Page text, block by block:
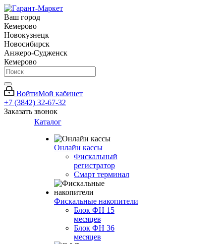
Ваш город
Кемерово
Новокузнецк
Новосибирск
Анжеро-Судженск
Кемерово
ВойтиМой кабинет
+7 (3842) 32-67-32
Заказать звонок
Каталог
Онлайн кассы
Фискальный
регистратор
Смарт терминал
Фискальные накопители
Блок ФН 15
месяцев
Блок ФН 36
месяцев